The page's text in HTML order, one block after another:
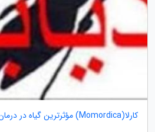
کارلا(Momordica) مؤثرترین گیاه در درمان دیابت